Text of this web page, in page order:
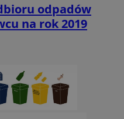
odpadów
na rok 2019